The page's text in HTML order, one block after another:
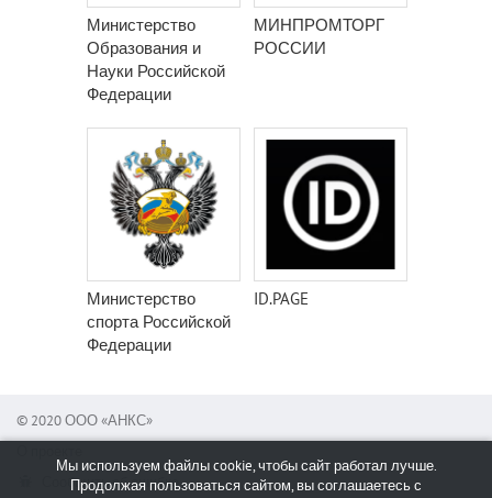
Министерство
Образования и
Науки Российской
Федерации
МИНПРОМТОРГ
РОССИИ
Министерство
спорта Российской
Федерации
ID.PAGE
© 2020 ООО «АНКС»
Сообщить об ошибке
Мы используем файлы cookie, чтобы сайт работал лучше.
Продолжая пользоваться сайтом, вы соглашаетесь с